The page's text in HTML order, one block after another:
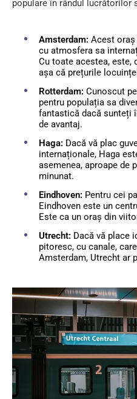
populare în rândul lucrătorilor
Amsterdam: Acest oraș
cu atmosfera sa
Cu toate acestea, este,
așa că prețurile
Rotterdam: Cunoscut
pentru populația sa
fantastică dacă sunteți
de avantaj.
Haga: Dacă vă plac
internaționale, Haga
asemenea, aproape de
minunat.
Eindhoven: Pentru cei
Eindhoven este un
Este ca un oraș din
Utrecht: Dacă vă place
pitoresc, cu canale,
Amsterdam, Utrecht ar